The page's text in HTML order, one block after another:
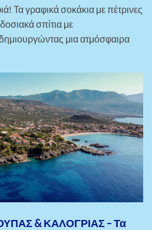
Τα γραφικά σοκάκια με πέτρινες
σπίτια με
μια ατμόσφαιρα
& ΚΑΛΟΓΡΙΑΣ – Τα